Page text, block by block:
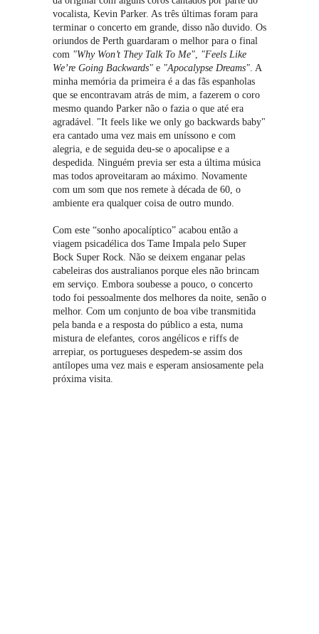
vocalista, Kevin Parker. As três últimas foram para
terminar o concerto em grande, disso não duvido. Os
oriundos de Perth guardaram o melhor para o final
com "Why Won’t They Talk To Me", "Feels Like
We’re Going Backwards" e "Apocalypse Dreams". A
minha memória da primeira é a das fãs espanholas
que se encontravam atrás de mim, a fazerem o coro
mesmo quando Parker não o fazia o que até era
agradável. "It feels like we only go backwards baby"
era cantado uma vez mais em uníssono e com
alegria, e de seguida deu-se o apocalipse e a
despedida. Ninguém previa ser esta a última música
mas todos aproveitaram ao máximo. Novamente
com um som que nos remete à década de 60, o
ambiente era qualquer coisa de outro mundo.
Com este “sonho apocalíptico” acabou então a
viagem psicadélica dos Tame Impala pelo Super
Bock Super Rock. Não se deixem enganar pelas
cabeleiras dos australianos porque eles não brincam
em serviço. Embora soubesse a pouco, o concerto
todo foi pessoalmente dos melhores da noite, senão o
melhor. Com um conjunto de boa vibe transmitida
pela banda e a resposta do público a esta, numa
mistura de elefantes, coros angélicos e riffs de
arrepiar, os portugueses despedem-se assim dos
antílopes uma vez mais e esperam ansiosamente pela
próxima visita.